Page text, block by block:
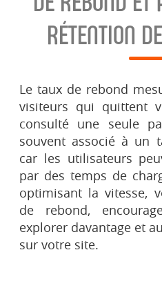
RÉTENTION
Le taux de rebond
visiteurs qui quittent
consulté une seule
souvent associé à un
car les utilisateurs
par des temps de
optimisant la vitesse,
de rebond,
explorer davantage et
sur votre site.